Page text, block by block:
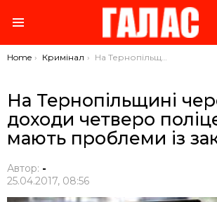
You are here:
Home Кримінал На Тернопільщині через доходи четверо поліцейських мають проблеми із законом
На Тернопільщині
доходи четверо
мають проблеми із
Автор: -
25.04.2017, 08:56